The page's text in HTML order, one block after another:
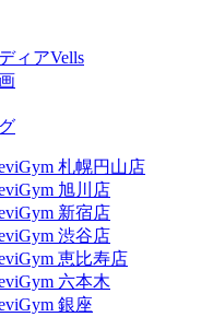
ィアVells
札幌円山店
旭川店
新宿店
渋谷店
恵比寿店
六本木
銀座